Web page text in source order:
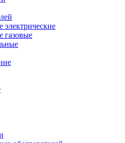
электрические
газовые